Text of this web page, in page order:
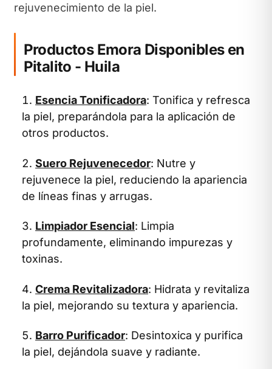
rejuvenecimiento de la piel.
Productos Emora Disponibles en
Pitalito - Huila
Esencia Tonificadora: Tonifica y refresca
la piel, preparándola para la aplicación de
otros productos.
Suero Rejuvenecedor: Nutre y
rejuvenece la piel, reduciendo la apariencia
de líneas finas y arrugas.
Limpiador Esencial: Limpia
profundamente, eliminando impurezas y
toxinas.
Crema Revitalizadora: Hidrata y revitaliza
la piel, mejorando su textura y apariencia.
Barro Purificador: Desintoxica y purifica
la piel, dejándola suave y radiante.